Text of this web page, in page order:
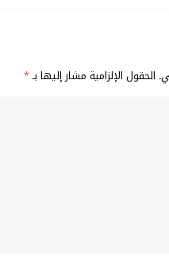
الحقول الإلزامية مشار إليها بـ*